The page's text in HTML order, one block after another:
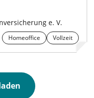
e. V.
Homeoffice Vollzeit